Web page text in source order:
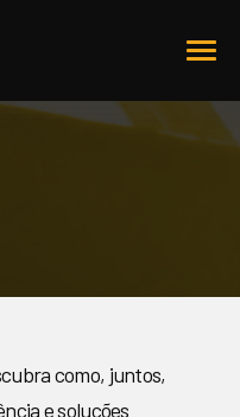
como, juntos,
e soluções